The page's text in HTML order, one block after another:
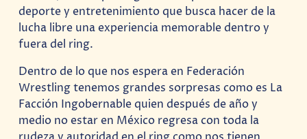
deporte y entretenimiento que busca hacer de la
lucha libre una experiencia memorable dentro y
fuera del ring.
Dentro de lo que nos espera en Federación
Wrestling tenemos grandes sorpresas como es La
Facción Ingobernable quien después de año y
medio no estar en México regresa con toda la